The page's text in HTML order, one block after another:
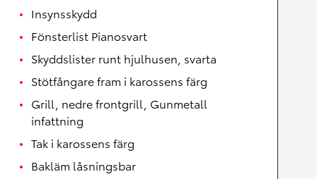
Insynsskydd
Fönsterlist Pianosvart
Skyddslister runt hjulhusen, svarta
Stötfångare fram i karossens färg
Grill, nedre frontgrill, Gunmetall
infattning
Tak i karossens färg
Bakläm låsningsbar